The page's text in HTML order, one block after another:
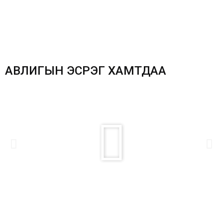
АВЛИГЫН ЭСРЭГ ХАМТДАА